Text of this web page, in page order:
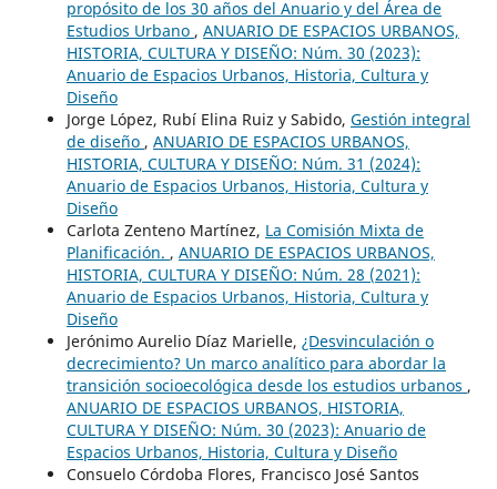
propósito de los 30 años del Anuario y del Área de
Estudios Urbano , ANUARIO DE ESPACIOS URBANOS,
HISTORIA, CULTURA Y DISEÑO: Núm. 30 (2023):
Anuario de Espacios Urbanos, Historia, Cultura y
Diseño
Jorge López, Rubí Elina Ruiz y Sabido, Gestión integral
de diseño , ANUARIO DE ESPACIOS URBANOS,
HISTORIA, CULTURA Y DISEÑO: Núm. 31 (2024):
Anuario de Espacios Urbanos, Historia, Cultura y
Diseño
Carlota Zenteno Martínez, La Comisión Mixta de
Planificación. , ANUARIO DE ESPACIOS URBANOS,
HISTORIA, CULTURA Y DISEÑO: Núm. 28 (2021):
Anuario de Espacios Urbanos, Historia, Cultura y
Diseño
Jerónimo Aurelio Díaz Marielle, ¿Desvinculación o
decrecimiento? Un marco analítico para abordar la
transición socioecológica desde los estudios urbanos ,
ANUARIO DE ESPACIOS URBANOS, HISTORIA,
CULTURA Y DISEÑO: Núm. 30 (2023): Anuario de
Espacios Urbanos, Historia, Cultura y Diseño
Consuelo Córdoba Flores, Francisco José Santos